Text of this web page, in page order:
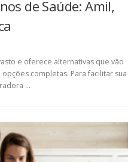
de Saúde: Amil,
e oferece alternativas que vão
completas. Para facilitar sua
…